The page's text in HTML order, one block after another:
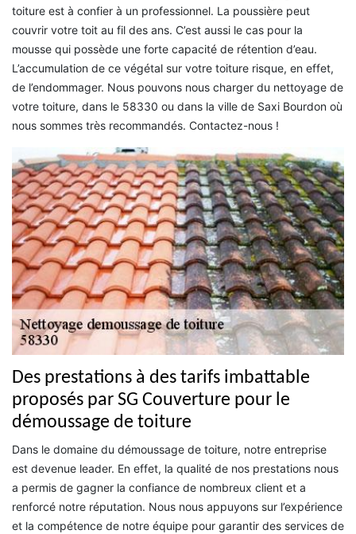
toiture est à confier à un professionnel. La poussière peut
couvrir votre toit au fil des ans. C’est aussi le cas pour la
mousse qui possède une forte capacité de rétention d’eau.
L’accumulation de ce végétal sur votre toiture risque, en effet,
de l’endommager. Nous pouvons nous charger du nettoyage de
votre toiture, dans le 58330 ou dans la ville de Saxi Bourdon où
nous sommes très recommandés. Contactez-nous !
Des prestations à des tarifs imbattable
proposés par SG Couverture pour le
démoussage de toiture
Dans le domaine du démoussage de toiture, notre entreprise
est devenue leader. En effet, la qualité de nos prestations nous
a permis de gagner la confiance de nombreux client et a
renforcé notre réputation. Nous nous appuyons sur l’expérience
et la compétence de notre équipe pour garantir des services de